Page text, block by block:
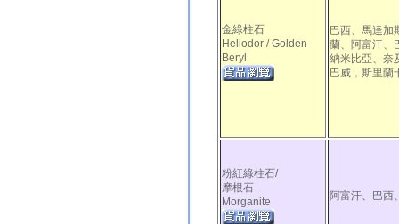
金綠柱石
Heliodor / Golden
Beryl
巴西、馬達加
蘭、阿富汗、
納米比亞、奈
巴威，斯里蘭
粉紅綠柱石/
摩根石
Morganite
阿富汗、巴西